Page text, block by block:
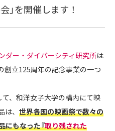
」を開催します！
ダー・ダイバーシティ研究所は
創立125周年の記念事業の一つ
、和洋女子大学の構内にて映
、 世界各国の映画祭で数々の
にもなった『取り残された